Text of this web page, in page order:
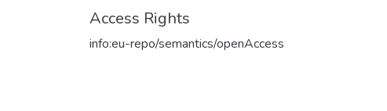
Access Rights
info:eu-repo/semantics/openAccess